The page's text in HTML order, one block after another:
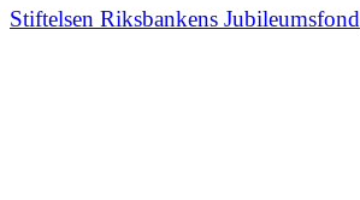
Stiftelsen Riksbankens Jubileumsfond